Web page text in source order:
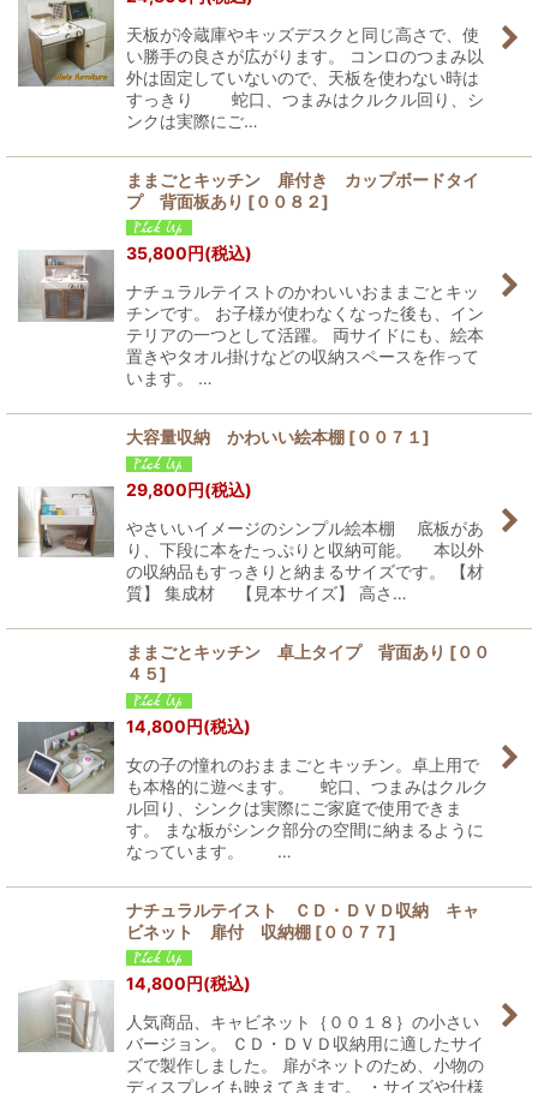
天板が冷蔵庫やキッズデスクと同じ高さで、使
い勝手の良さが広がります。 コンロのつまみ以
外は固定していないので、天板を使わない時は
すっきり 蛇口、つまみはクルクル回り、シ
ンクは実際にご…
ままごとキッチン 扉付き カップボードタイ
プ 背面板あり [００８２]
35,800円(税込)
ナチュラルテイストのかわいいおままごとキッ
チンです。 お子様が使わなくなった後も、イン
テリアの一つとして活躍。 両サイドにも、絵本
置きやタオル掛けなどの収納スペースを作って
います。 …
大容量収納 かわいい絵本棚 [００７１]
29,800円(税込)
やさいいイメージのシンプル絵本棚 底板があ
り、下段に本をたっぷりと収納可能。 本以外
の収納品もすっきりと納まるサイズです。 【材
質】 集成材 【見本サイズ】 高さ…
ままごとキッチン 卓上タイプ 背面あり [００
４５]
14,800円(税込)
女の子の憧れのおままごとキッチン。卓上用で
も本格的に遊べます。 蛇口、つまみはクルク
ル回り、シンクは実際にご家庭で使用できま
す。 まな板がシンク部分の空間に納まるように
なっています。 …
ナチュラルテイスト ＣＤ・ＤＶＤ収納 キャ
ビネット 扉付 収納棚 [００７７]
14,800円(税込)
人気商品、キャビネット｛００１８｝の小さい
バージョン。 ＣＤ・ＤＶＤ収納用に適したサイ
ズで製作しました。 扉がネットのため、小物の
ディスプレイも映えてきます。 ・サイズや仕様